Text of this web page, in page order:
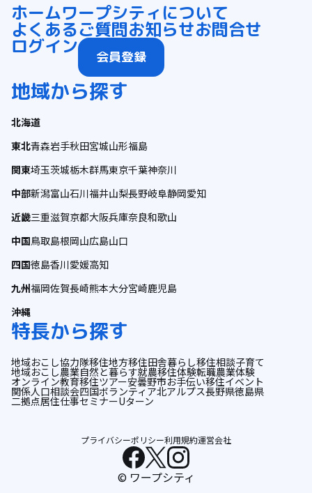
ホームワープシティについて
よくあるご質問お知らせお問合せ
ログイン 会員登録
地域から探す
北海道
東北青森岩手秋田宮城山形福島
関東埼玉茨城栃木群馬東京千葉神奈川
中部新潟富山石川福井山梨長野岐阜静岡愛知
近畿三重滋賀京都大阪兵庫奈良和歌山
中国鳥取島根岡山広島山口
四国徳島香川愛媛高知
九州福岡佐賀長崎熊本大分宮崎鹿児島
沖縄
特長から探す
地域おこし協力隊移住地方移住田舎暮らし移住相談子育て
地域おこし農業自然と暮らす就農移住体験転職農業体験
オンライン教育移住ツアー安曇野市お手伝い移住イベント
関係人口相談会四国ボランティア北アルプス長野県徳島県
二拠点居住仕事セミナーUターン
プライバシーポリシー利用規約運営会社
© ワープシティ